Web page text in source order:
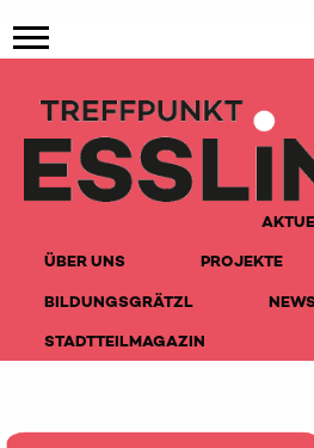
ÜBER UNS
PROJEKTE
BILDUNGSGRÄTZL
STADTTEILMAGAZIN